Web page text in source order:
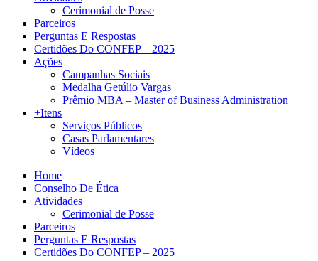
Cerimonial de Posse
Parceiros
Perguntas E Respostas
Certidões Do CONFEP – 2025
Ações
Campanhas Sociais
Medalha Getúlio Vargas
Prêmio MBA – Master of Business Administration
+Itens
Serviços Públicos
Casas Parlamentares
Vídeos
Home
Conselho De Ética
Atividades
Cerimonial de Posse
Parceiros
Perguntas E Respostas
Certidões Do CONFEP – 2025